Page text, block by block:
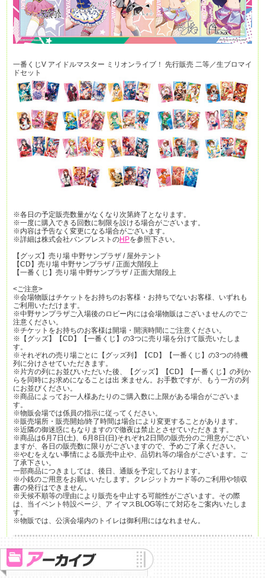
一番くじV アイドルマスター ミリオンライブ！ 先行販売 二等／生ブロマイ
ドセット
※各日の予定販売数量がなくなり次第終了となります。
※一度に購入できる回数に制限を設ける場合がございます。
※内容は予告なく変更になる場合がございます。
※詳細は株式会社バンプレストのHPを参照下さい。
【グッズ】売り場 中野サンプラザ / 屋外テント
【CD】売り場 中野サンプラザ / 正面大階段上
【一番くじ】売り場 中野サンプラザ / 正面大階段上
<ご注意>
※会場物販はチケットをお持ちのお客様・お持ちでないお客様、いずれも
ご利用いただけます。
※中野サンプラザご入場後のロビー内には会場物販はございませんのでご
注意ください。
※チケットをお持ちのお客様は開場・開演時間にご注意ください。
※【グッズ】【CD】【一番くじ】の3つに売り場を分けて販売いたしま
す。
※それぞれの売り場ごとに【グッズ列】【CD】【一番くじ】の3つの待機
列に分けさせていただきます。
※片方の列にお並びいただいた後、【グッズ】【CD】【一番くじ】の列か
らを同時にお求めになることは出 来ません。お手数ですが、もう一方の列
にお並びください。
※商品によってお一人様あたりのご購入数に上限がある場合がございま
す。
※物販会場では係員の指示に従ってください。
※販売場所・販売開始/終了時間は場合により変更することがあります。
※近隣の御迷惑にもなりますので徹夜は禁止とさせていただきます。
※商品は6月7日(土)、6月8日(日)それぞれ2日間の販売分のご用意がござい
ますが、各日の販売数に限りがございますので、予めご了承ください。
※やむをえない事情による販売中止や、品切れ等の場合がございます。ご
了承下さい。
一部商品につきましては、後日、通販を予定しております。
※小銭のご用意をお願いいたします。クレジットカード等のご利用や領収
書の発行はできません。
※天候不順等の理由により販売を中止する可能性がございます。その際
は、当イベント特設ページ、ア イマスBLOG等にて対応をご案内いたしま
す。
※物販では、公演会場内のトイレは御利用にはなれません。